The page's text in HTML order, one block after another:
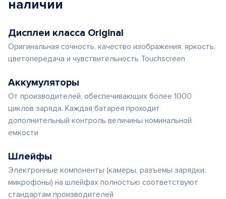
наличии
Дисплеи класса Original
Оригинальная сочность, качество изображения, яркость,
цветопередача и чувствительность Touchscreen
Аккумуляторы
От производителей, обеспечивающих более 1000
циклов заряда. Каждая батарея проходит
дополнительный контроль величины номинальной
емкости
Шлейфы
Электронные компоненты (камеры, разъемы зарядки,
микрофоны) на шлейфах полностью соответствуют
стандартам производителей